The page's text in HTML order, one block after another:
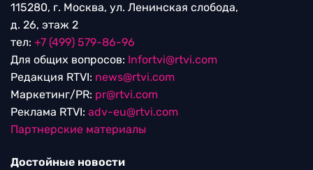
115280, г. Москва, ул. Ленинская слобода,
д. 26, этаж 2
тел: +7 (499) 579-86-96
Для общих вопросов: Infortvi@rtvi.com
Редакция RTVI: news@rtvi.com
Маркетинг/PR: pr@rtvi.com
Реклама RTVI: adv-eu@rtvi.com
Партнерские материалы
Достойные новости